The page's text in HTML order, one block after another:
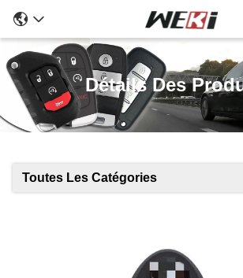
Détails Des
Toutes Les Catégories